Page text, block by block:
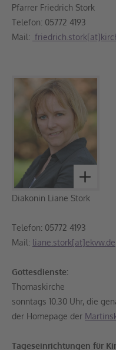
Pfarrer Friedrich Stork
Telefon: 05772 4193
Mail:
Diakonin Liane Stork
Telefon: 05772 4193
Mail: liane.stork[at]ekvw.de
Gottesdienste:
Thomaskirche
sonntags 10.30 Uhr, die
der Homepage der
Tageseinrichtungen für